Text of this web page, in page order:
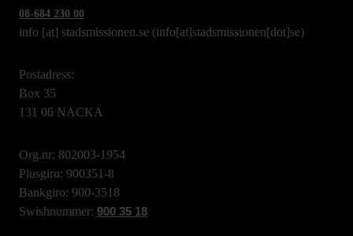
08-684 230 00
info [at] stadsmissionen.se (info[at]stadsmissionen[dot]se)
Postadress:
Box 35
131 06 NACKA
Org.nr: 802003-1954
Plusgiro: 900351-8
Bankgiro: 900-3518
Swishnummer: 900 35 18